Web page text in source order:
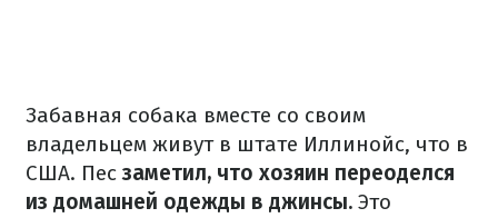
Забавная собака вместе со своим
владельцем живут в штате Иллинойс, что в
США. Песзаметил, что хозяин переоделся
из домашней одежды в джинсы. Это